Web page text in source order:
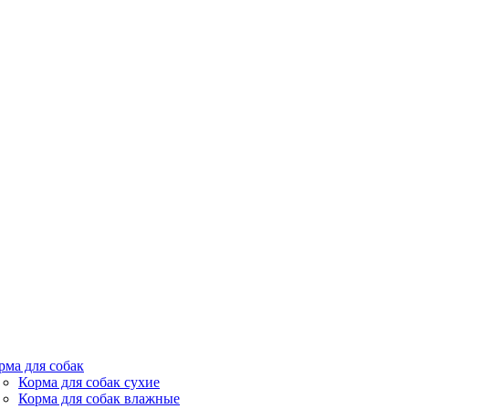
для собак
Корма для собак сухие
Корма для собак влажные